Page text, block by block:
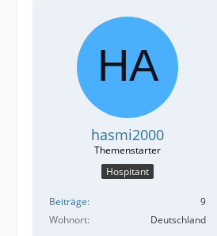
hasmi2000
Hospitant
Beiträge
9
Wohnort
Deutschland